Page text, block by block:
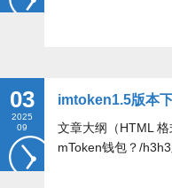
03
2025
09
imtoken1.5版本
文章大纲（HTML
mToken钱包？/